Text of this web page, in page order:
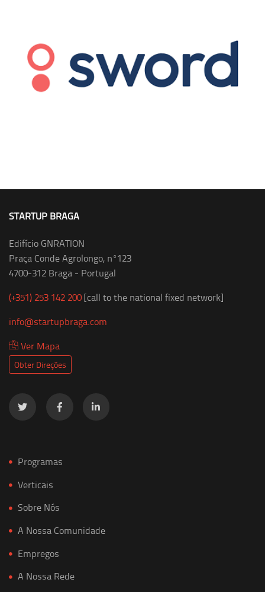
STARTUP BRAGA
Edifício GNRATION
Praça Conde Agrolongo, nº123
4700-312 Braga - Portugal
(+351) 253 142 200[call to the national fixed network]
info@startupbraga.com
Ver Mapa
Obter Direções
Programas
Verticais
Sobre Nós
A Nossa Comunidade
Empregos
A Nossa Rede